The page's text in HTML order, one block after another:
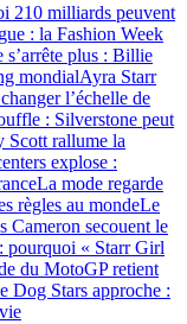
210 milliards peuvent
: la Fashion Week
s’arrête plus : Billie
mondialAyra Starr
l’échelle de
: Silverstone peut
Scott rallume la
explose :
La mode regarde
règles au mondeLe
Cameron secouent le
pourquoi « Starr Girl
du MotoGP retient
Dog Stars approche :